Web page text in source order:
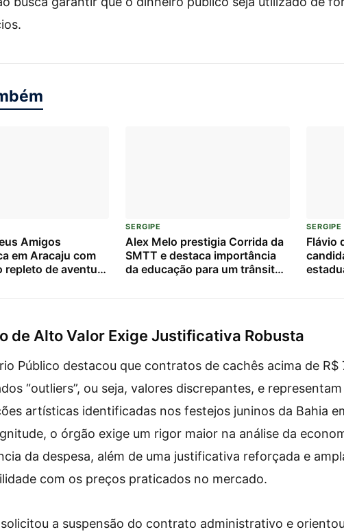
Amigos
em Aracaju com
repleto de aventura
SERGIPE
Alex Melo prestigia Corrida da
SMTT e destaca importância
da educação para um trânsito
SERGIPE
Flávio
de Alto Valor Exige Justificativa Robusta
Público destacou que contratos de cachês acima de R$
“outliers”, ou seja, valores discrepantes, e representam
artísticas identificadas nos festejos juninos da Bahia
o órgão exige um rigor maior na análise da
da despesa, além de uma justificativa reforçada e
com os preços praticados no mercado.
solicitou a suspensão do contrato administrativo e